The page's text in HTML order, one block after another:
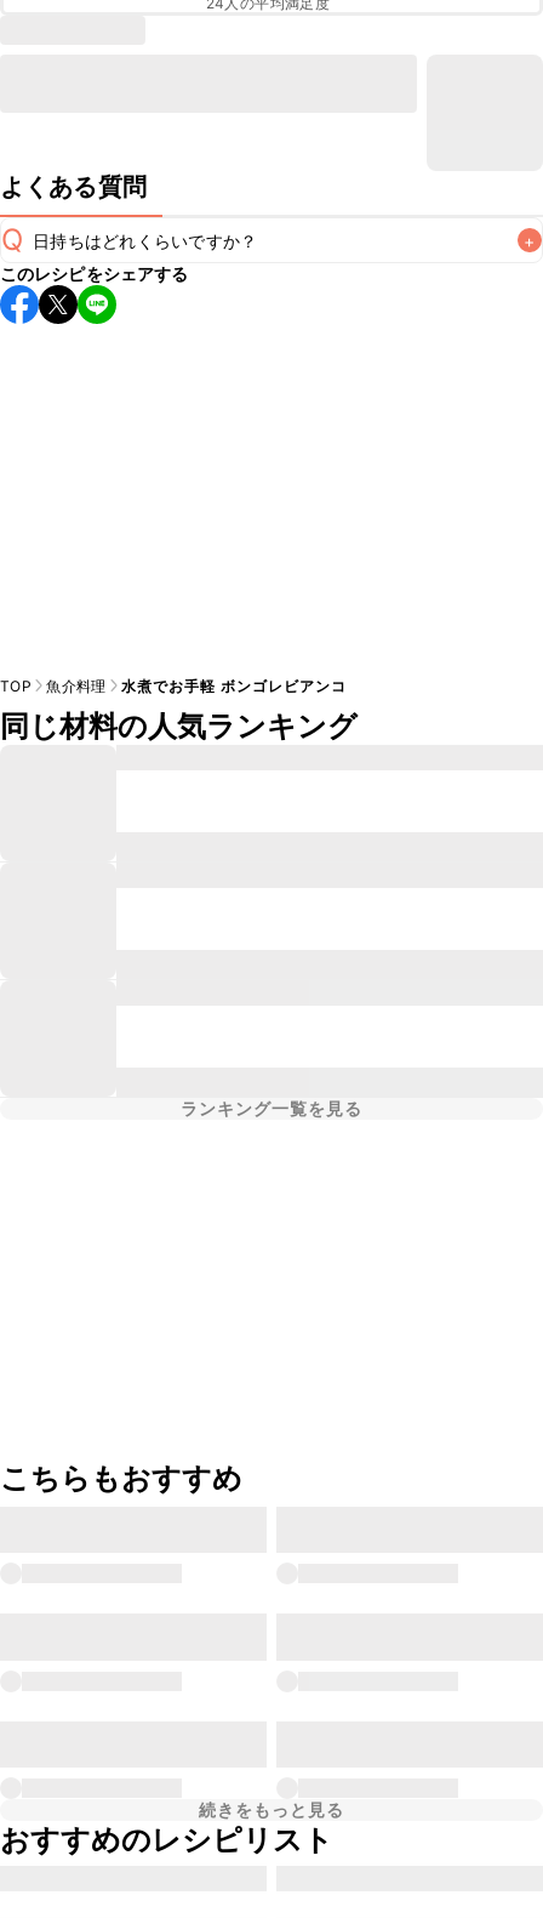
よくある質問
Q 日持ちはどれくらいですか？ +
こちらのレシピは出来たてをお召し上がりいただくことをお
すすめします。
このレシピをシェアする
TOP 魚介料理 水煮でお手軽 ボンゴレビアンコ
同じ材料の人気ランキング
ランキング一覧を見る
こちらもおすすめ
続きをもっと見る
おすすめのレシピリスト